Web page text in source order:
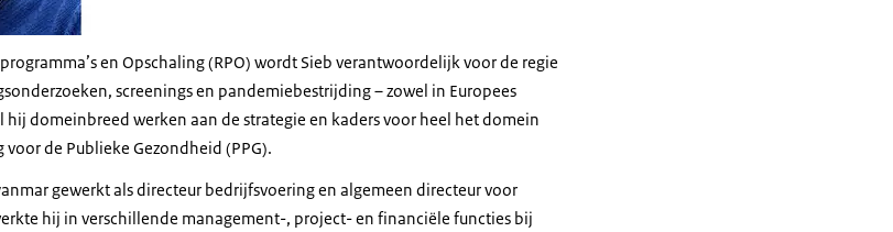
en Opschaling (RPO) wordt Sieb verantwoordelijk voor de regie
screenings en pandemiebestrijding – zowel in Europees
hij domeinbreed werken aan de strategie en kaders voor heel het domein
de Publieke Gezondheid (PPG).
gewerkt als directeur bedrijfsvoering en algemeen directeur voor
hij in verschillende management-, project- en financiële functies bij